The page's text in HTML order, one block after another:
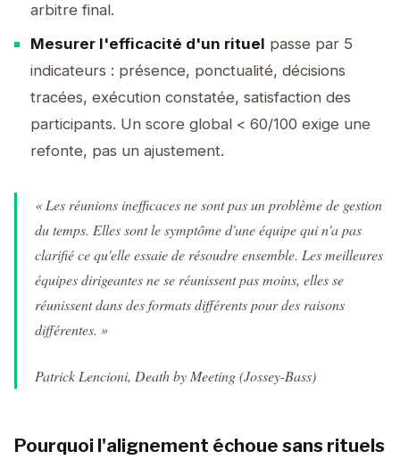
arbitre final.
Mesurer l'efficacité d'un rituel passe par 5
indicateurs : présence, ponctualité, décisions
tracées, exécution constatée, satisfaction des
participants. Un score global < 60/100 exige une
refonte, pas un ajustement.
« Les réunions inefficaces ne sont pas un problème de gestion
du temps. Elles sont le symptôme d'une équipe qui n'a pas
clarifié ce qu'elle essaie de résoudre ensemble. Les meilleures
équipes dirigeantes ne se réunissent pas moins, elles se
réunissent dans des formats différents pour des raisons
différentes. »
Patrick Lencioni, Death by Meeting(Jossey-Bass)
Pourquoi l'alignement échoue sans rituels